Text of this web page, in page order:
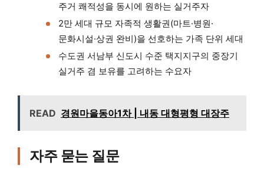
주거 쾌적성을 동시에 원하는 실거주자
2만 세대 규모 자족적 생활권(마트·병원·
문화시설·상권 완비)을 선호하는 가족 단위 세대
수도권 서남부 신도시 수준 택지지구의 중장기
실거주 겸 보유를 고려하는 수요자
READ 경원마을동아1차 | 내동 대형평형 대장주
자주 묻는 질문